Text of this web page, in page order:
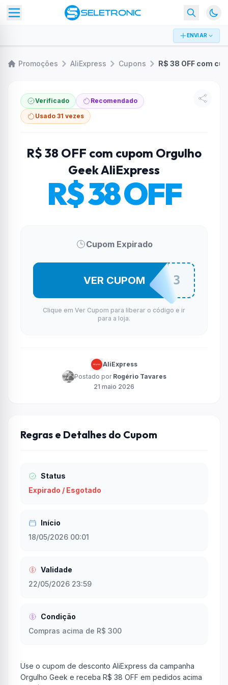
ENVIAR
Promoções AliExpress Cupons
Verificado
Recomendado
Usado 31 vezes
R$ 38 OFF com cupom Orgulho
Geek AliExpress
R$ 38 OFF
Cupom Expirado
GEEK03
VER CUPOM
Clique em Ver Cupom para liberar o código e ir
para a loja.
AliExpress
Postado por Rogério Tavares
21 maio 2026
Regras e Detalhes do Cupom
Status
Expirado / Esgotado
Início
18/05/2026 00:01
Validade
22/05/2026 23:59
Condição
Compras acima de R$ 300
Use o cupom de desconto AliExpress da campanha
Orgulho Geek e receba R$ 38 OFF em pedidos acima